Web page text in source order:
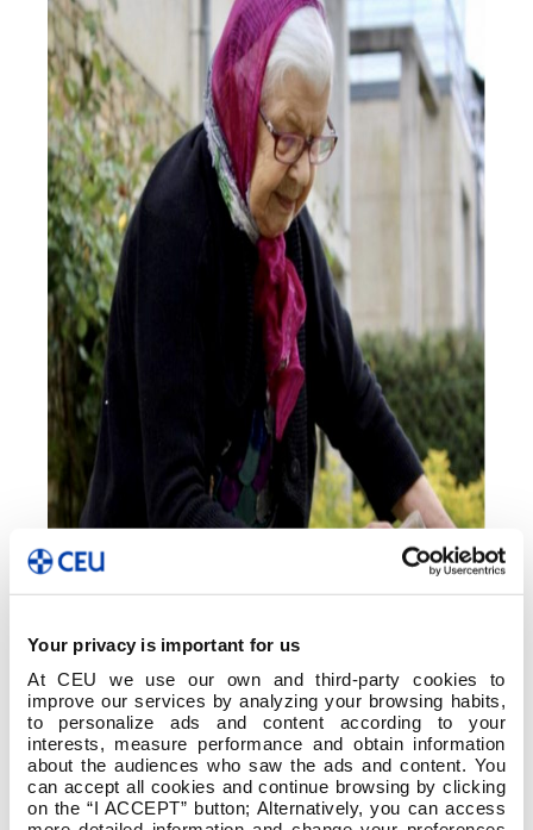
Your privacy is important for us
At CEU we use our own and third-party cookies to
improve our services by analyzing your browsing habits,
to personalize ads and content according to your
interests, measure performance and obtain information
about the audiences who saw the ads and content. You
can accept all cookies and continue browsing by clicking
on the “I ACCEPT” button; Alternatively, you can access